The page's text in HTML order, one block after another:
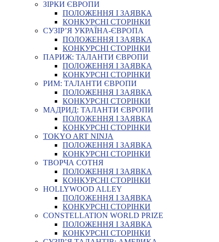
ЗІРКИ ЄВРОПИ
ПОЛОЖЕННЯ І ЗАЯВКА
КОНКУРСНІ СТОРІНКИ
СУЗІР’Я УКРАЇНА-ЄВРОПА
ПОЛОЖЕННЯ І ЗАЯВКА
КОНКУРСНІ СТОРІНКИ
ПАРИЖ: ТАЛАНТИ ЄВРОПИ
ПОЛОЖЕННЯ І ЗАЯВКА
КОНКУРСНІ СТОРІНКИ
РИМ: ТАЛАНТИ ЄВРОПИ
ПОЛОЖЕННЯ І ЗАЯВКА
КОНКУРСНІ СТОРІНКИ
МАДРИД: ТАЛАНТИ ЄВРОПИ
ПОЛОЖЕННЯ І ЗАЯВКА
КОНКУРСНІ СТОРІНКИ
TOKYO ART NINJA
ПОЛОЖЕННЯ І ЗАЯВКА
КОНКУРСНІ СТОРІНКИ
ТВОРЧА СОТНЯ
ПОЛОЖЕННЯ І ЗАЯВКА
КОНКУРСНІ СТОРІНКИ
HOLLYWOOD ALLEY
ПОЛОЖЕННЯ І ЗАЯВКА
КОНКУРСНІ СТОРІНКИ
CONSTELLATION WORLD PRIZE
ПОЛОЖЕННЯ І ЗАЯВКА
КОНКУРСНІ СТОРІНКИ